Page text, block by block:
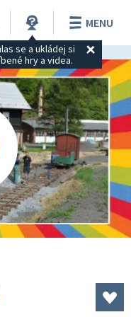
se a ukládej si
hry a videa.
MENU